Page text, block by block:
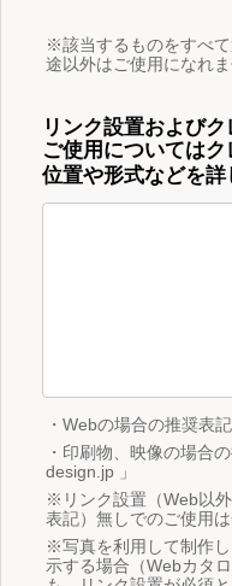
※該当するものをすべ
途以外はご使用になれま
リンク設置および
ご使用については
位置や形式などを
・Webの場合の推奨表
・印刷物、映像の場合
design.jp 」
※リンク設置（Web以
表記）無しでのご使用は
※写真を利用して制作
示する場合（Webカタ